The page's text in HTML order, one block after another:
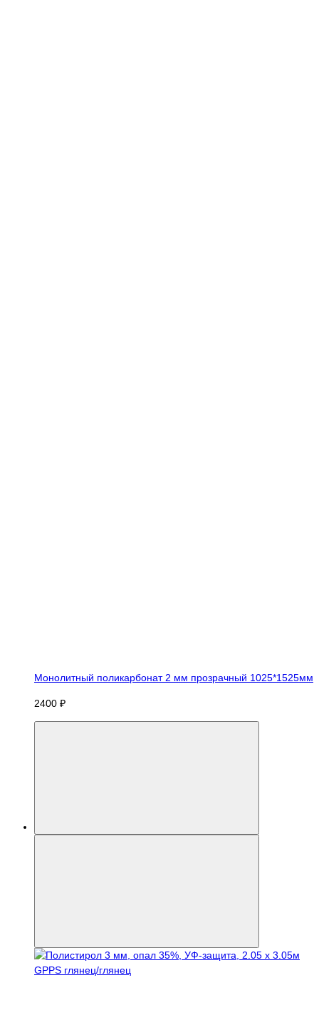
Монолитный поликарбонат 2 мм прозрачный 1025*1525мм
2400 ₽